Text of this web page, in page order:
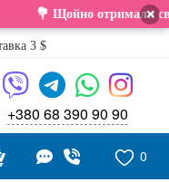
свіжу поставку. ×
3 $
+380 68 390 90 90
0